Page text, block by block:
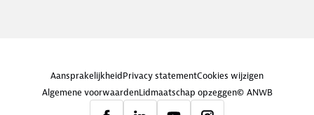
AansprakelijkheidPrivacy statementCookies wijzigen
Algemene voorwaardenLidmaatschap opzeggen© ANWB